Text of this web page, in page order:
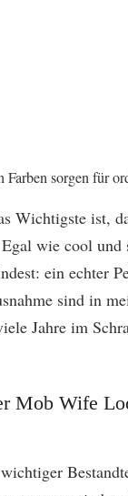
sorgen für
Wichtigste ist,
wie cool
ein echter
sind in
Jahre im
Mob Wife